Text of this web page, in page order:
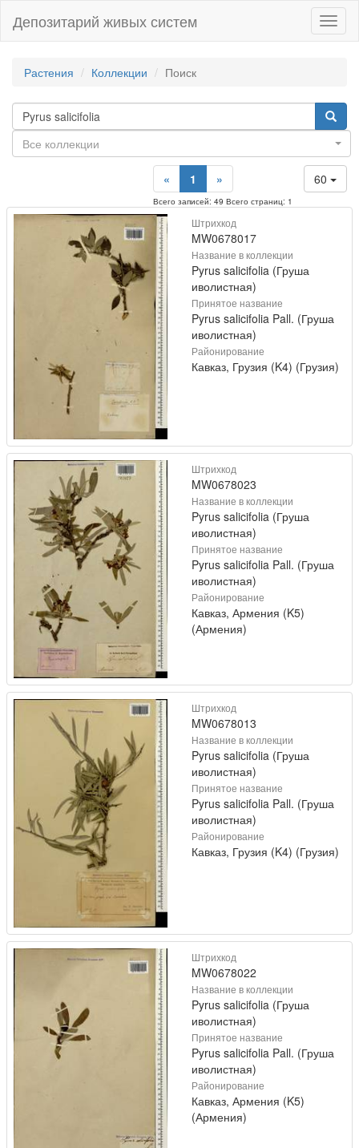
Депозитарий живых систем
Растения Коллекции Поиск
Все коллекции
60
« 1 »
Всего записей: 49 Всего страниц: 1
Штрихкод
MW0678017
Название в коллекции
Pyrus salicifolia (Груша
иволистная)
Принятое название
Pyrus salicifolia Pall. (Груша
иволистная)
Районирование
Кавказ, Грузия (K4) (Грузия)
Штрихкод
MW0678023
Название в коллекции
Pyrus salicifolia (Груша
иволистная)
Принятое название
Pyrus salicifolia Pall. (Груша
иволистная)
Районирование
Кавказ, Армения (K5)
(Армения)
Штрихкод
MW0678013
Название в коллекции
Pyrus salicifolia (Груша
иволистная)
Принятое название
Pyrus salicifolia Pall. (Груша
иволистная)
Районирование
Кавказ, Грузия (K4) (Грузия)
Штрихкод
MW0678022
Название в коллекции
Pyrus salicifolia (Груша
иволистная)
Принятое название
Pyrus salicifolia Pall. (Груша
иволистная)
Районирование
Кавказ, Армения (K5)
(Армения)